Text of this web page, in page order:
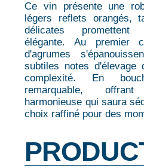
Ce vin présente une
légers reflets orangés,
délicates promettent
élégante. Au premier
d'agrumes
subtiles notes d'élevage
complexité. En
remarquable,
harmonieuse qui saura
choix raffiné pour des